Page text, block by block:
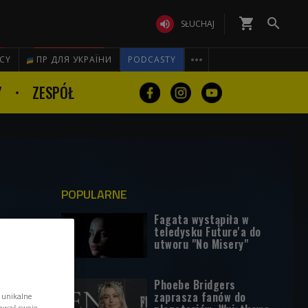
 SŁUCHAJ shopping_cart 
ПР ДЛЯ УКРАЇНИ PODCASTY 
ZESPÓŁ
POPULARNE
Fagata wystąpiła w
teledysku Future'a do
utworu "No Misery"
Phoebe Bridgers
zaprasza fanów do